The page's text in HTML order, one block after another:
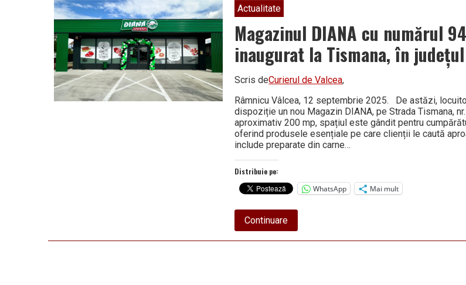
3.
DECLARAȚII
DUPĂ
PARTIDA
RAPID
BUCUREȘTI
–
SCM
RÂMNICU
VÂLCEA,
35-
Actualitate
Magazinul DIANA cu numărul
inaugurat la Tismana, în
Scris deCurierul de Valcea,
Râmnicu Vâlcea, 12 septembrie 2025. De astăzi,
dispoziție un nou Magazin DIANA, pe Strada Tismana,
aproximativ 200 mp, spațiul este gândit pentru
oferind produsele esențiale pe care clienții le caută
include preparate din carne…
Distribuie pe:
WhatsApp
Mai mult
Continuareabout
Magazinul
DIANA